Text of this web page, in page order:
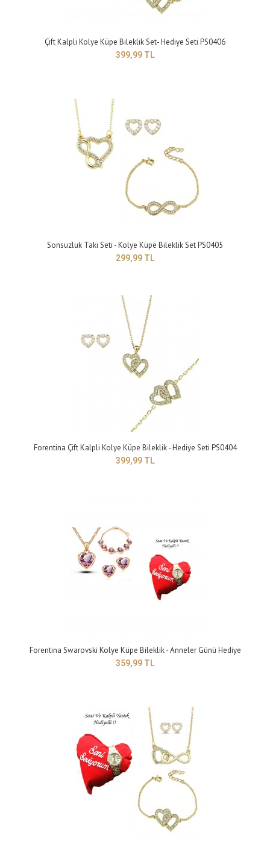
Yapısı:Bijuteri Zincir Uzunluğu: 42 cm Maden Rengi: sarı Taş Rengi :beyazB..
Annem Yazılı Kolye Küpe Bileklik - Saat Ve Yastık Hediye PS0422
899,99 TL
Çift Kalpli Kolye Küpe Bileklik Set- Hediye Seti PS0406
399,99 TL
Sonsuzluk Takı Seti - Kolye Küpe Bileklik Set PS0405
299,99 TL
Forentina Çift Kalpli Kolye Küpe Bileklik - Hediye Seti PS0404
399,99 TL
Forentina Swarovski Kolye Küpe Bileklik - Anneler Günü Hediye
359,99 TL